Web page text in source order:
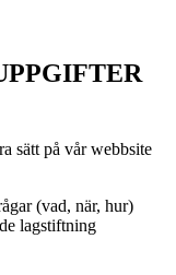
sätt på vår webbsite
(vad, när, hur)
lagstiftning